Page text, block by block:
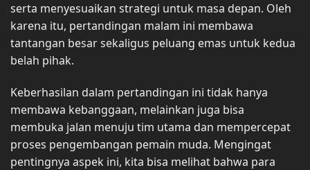
serta menyesuaikan strategi untuk masa depan. Oleh
karena itu, pertandingan malam ini membawa
tantangan besar sekaligus peluang emas untuk kedua
belah pihak.
Keberhasilan dalam pertandingan ini tidak hanya
membawa kebanggaan, melainkan juga bisa
membuka jalan menuju tim utama dan mempercepat
proses pengembangan pemain muda. Mengingat
pentingnya aspek ini, kita bisa melihat bahwa para